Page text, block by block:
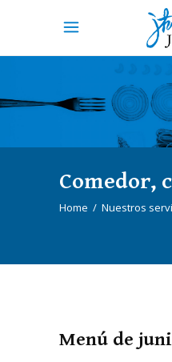
Comedor,
Home / Nuestros
Menú de